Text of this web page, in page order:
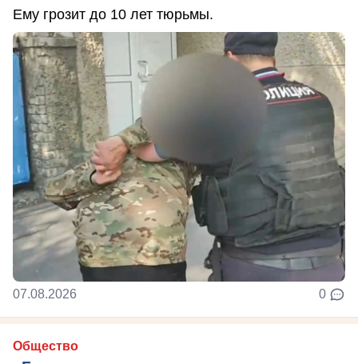
Ему грозит до 10 лет тюрьмы.
07.08.2026 0
Общество